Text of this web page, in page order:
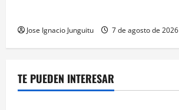
Jose Ignacio Junguitu 7 de agosto de 2026
TE PUEDEN INTERESAR
¿HABLAMOS DE VINO? NOTICIAS